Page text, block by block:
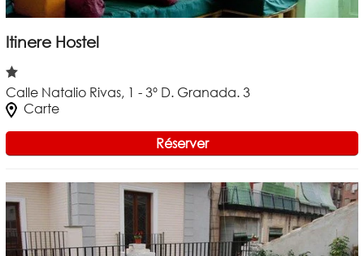
Itinere Hostel
Calle Natalio Rivas, 1 - 3º D. Granada. 3
Carte
Réserver